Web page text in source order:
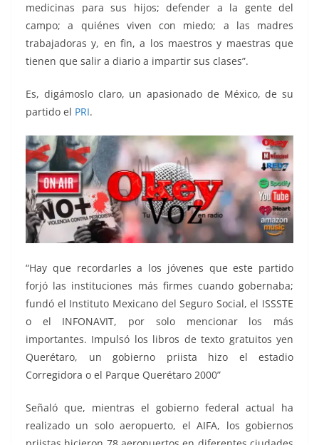
medicinas para sus hijos; defender a la gente del
campo; a quiénes viven con miedo; a las madres
trabajadoras y, en fin, a los maestros y maestras que
tienen que salir a diario a impartir sus clases”.
Es, digámoslo claro, un apasionado de México, de su
partido el PRI.
“Hay que recordarles a los jóvenes que este partido
forjó las instituciones más firmes cuando gobernaba;
fundó el Instituto Mexicano del Seguro Social, el ISSSTE
o el INFONAVIT, por solo mencionar los más
importantes. Impulsó los libros de texto gratuitos yen
Querétaro, un gobierno priista hizo el estadio
Corregidora o el Parque Querétaro 2000”
Señaló que, mientras el gobierno federal actual ha
realizado un solo aeropuerto, el AIFA, los gobiernos